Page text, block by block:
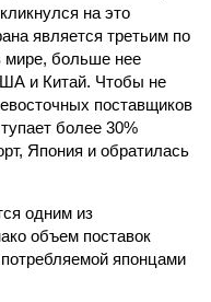
на это
является третьим по
мире, больше нее
и Китай. Чтобы не
поставщиков
более 30%
Япония и обратилась
одним из
объем поставок
японцами